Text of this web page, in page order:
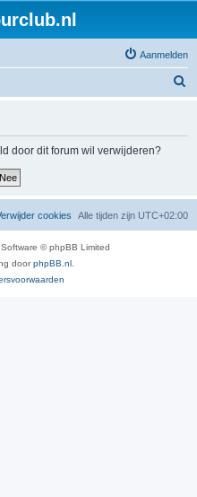
Aanmelden
door dit forum wil verwijderen?
Alle tijden zijn UTC+02:00
cookies
© phpBB Limited
doorphpBB.nl